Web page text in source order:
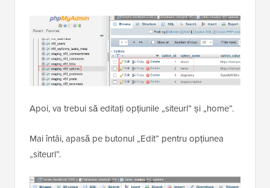
Apoi, va trebui să editați opțiunile „siteurl” și „home”.
Mai întâi, apasă pe butonul „Edit” pentru opțiunea
„siteurl”.